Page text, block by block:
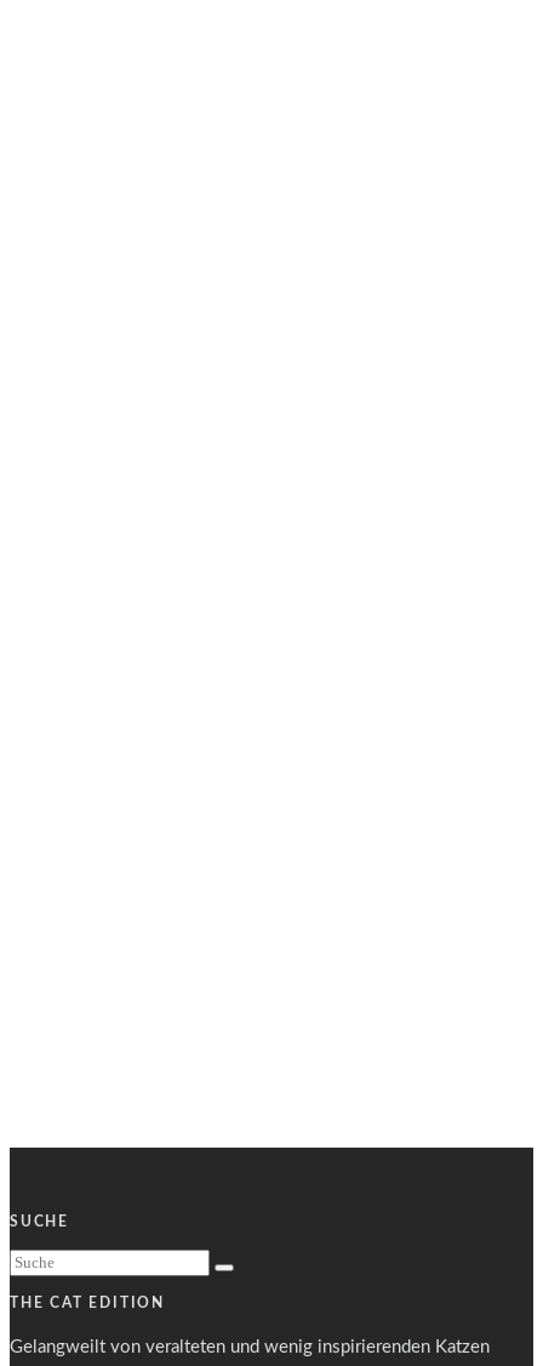
SUCHE
THE CAT EDITION
Gelangweilt von veralteten und wenig inspirierenden Katzen